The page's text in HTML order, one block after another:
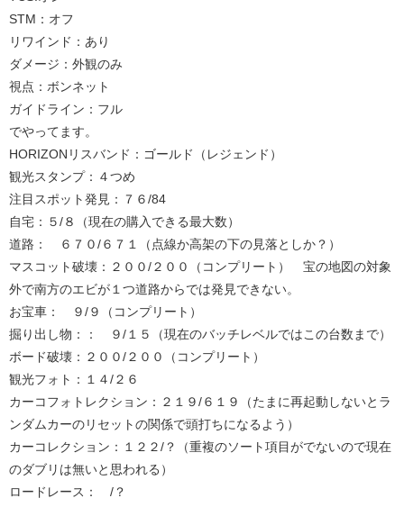
STM：オフ
リワインド：あり
ダメージ：外観のみ
視点：ボンネット
ガイドライン：フル
でやってます。
HORIZONリスバンド：ゴールド（レジェンド）
観光スタンプ：４つめ
注目スポット発見：７６/84
自宅：５/８（現在の購入できる最大数）
道路： ６７０/６７１（点線か高架の下の見落としか？）
マスコット破壊：２００/２００（コンプリート） 宝の地図の対象
外で南方のエビが１つ道路からでは発見できない。
お宝車： ９/９（コンプリート）
掘り出し物：： ９/１５（現在のバッチレベルではこの台数まで）
ボード破壊：２００/２００（コンプリート）
観光フォト：１４/２６
カーコフォトレクション：２１９/６１９（たまに再起動しないとラ
ンダムカーのリセットの関係で頭打ちになるよう）
カーコレクション：１２２/？（重複のソート項目がでないので現在
のダブリは無いと思われる）
ロードレース： /？